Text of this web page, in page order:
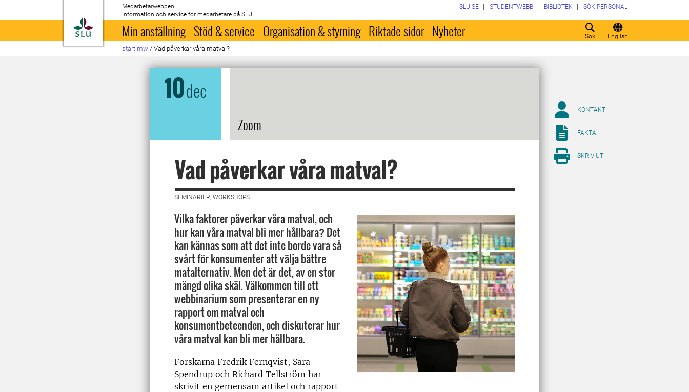
Till startsida
Medarbetarwebben
Information och service för medarbetare på SLU
Sök English
SLU.SE STUDENTWEBB BIBLIOTEK SÖK PERSONAL
Min anställning Stöd & service Organisation & styrning Riktade sidor Nyheter
start mw / Vad påverkar våra matval?
10dec
Zoom
Vad påverkar våra matval?
SEMINARIER, WORKSHOPS |
Vilka faktorer påverkar våra matval, och
hur kan våra matval bli mer hållbara? Det
kan kännas som att det inte borde vara så
svårt för konsumenter att välja bättre
matalternativ. Men det är det, av en stor
mängd olika skäl. Välkommen till ett
webbinarium som presenterar en ny
rapport om matval och
konsumentbeteenden, och diskuterar hur
våra matval kan bli mer hållbara.
Forskarna Fredrik Fernqvist, Sara
Spendrup och Richard Tellström har
skrivit en gemensam artikel och rapport
KONTAKT
FAKTA
SKRIV UT